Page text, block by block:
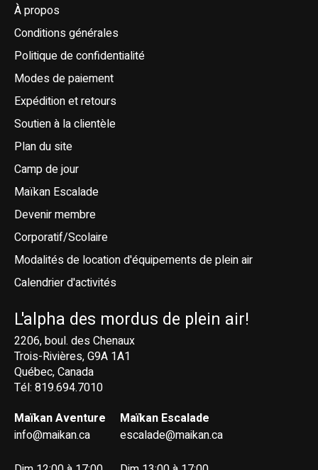
À propos
Conditions générales
Politique de confidentialité
Modes de paiement
Expédition et retours
Soutien à la clientèle
Plan du site
Camp de jour
Maïkan Escalade
Devenir membre
Corporatif/Scolaire
Modalités de location d'équipements de plein air
Calendrier d'activités
L'alpha des mordus de plein air!
2206, boul. des Chenaux
Trois-Rivières, G9A 1A1
Québec, Canada
Tél: 819.694.7010
Maïkan Aventure
info@maikan.ca
Maïkan Escalade
escalade@maikan.ca